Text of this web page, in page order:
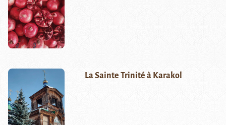
La Sainte Trinité à Karakol